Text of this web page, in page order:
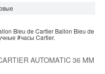
Bleu de Cartier Ballon Bleu de
#часы Cartier.
AUTOMATIC 36 MM